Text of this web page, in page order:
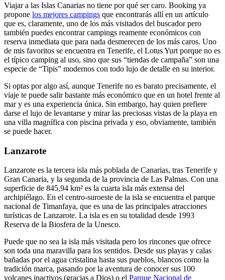
Viajar a las Islas Canarias no tiene por qué ser caro. Booking ya
propone los mejores campings que encontrarás allí en un artículo
que es, claramente, uno de los más visitados del buscador pero
también puedes encontrar campings reamente económicos con
reserva inmediata que para nada desmerecen de los más caros. Uno
de mis favoritos se encuentra en Tenerife, el Lotus Yurt porque no es
el típico camping al uso, sino que sus “tiendas de campaña” son una
especie de “Tipis” modernos con todo lujo de detalle en su interior.
Si optas por algo así, aunque Tenerife no es barato precisamente, el
viaje te puede salir bastante más económico que en un hotel frente al
mar y es una experiencia única. Sin embargo, hay quien prefiere
darse el lujo de levantarse y mirar las preciosas vistas de la playa en
una villa magnífica con piscina privada y eso, obviamente, también
se puede hacer.
Lanzarote
Lanzarote es la tercera isla más poblada de Canarias, tras Tenerife y
Gran Canaria, y la segunda de la provincia de Las Palmas. Con una
superficie de 845,94 km² es la cuarta isla más extensa del
archipiélago. En el centro-suroeste de la isla se encuentra el parque
nacional de Timanfaya, que es una de las principales atracciones
turísticas de Lanzarote. La isla es en su totalidad desde 1993
Reserva de la Biosfera de la Unesco.
Puede que no sea la isla más visitada pero los rincones que ofrece
son toda una maravilla para los sentidos. Desde sus playas y calas
bañadas por el agua cristalina hasta sus pueblos, blancos como la
tradición marca, pasando por la aventura de conocer sus 100
volcanes inactivos (gracias a Dios) o el Parque Nacional de